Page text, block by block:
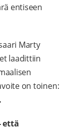
entiseen
Marty
laadittiin
on toinen:
että